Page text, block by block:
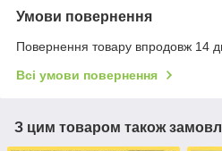
Умови повернення
Повернення товару впродовж 14
Всі умови повернення
З цим товаром також